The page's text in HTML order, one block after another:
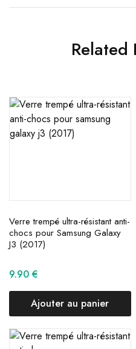
Related
Verre trempé ultra-résistant anti-
chocs pour Samsung Galaxy
J3 (2017)
9.90 €
Ajouter au panier